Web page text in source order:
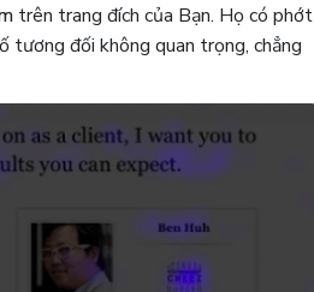
trên trang đích của Bạn. Họ có phớt
đối không quan trọng, chẳng